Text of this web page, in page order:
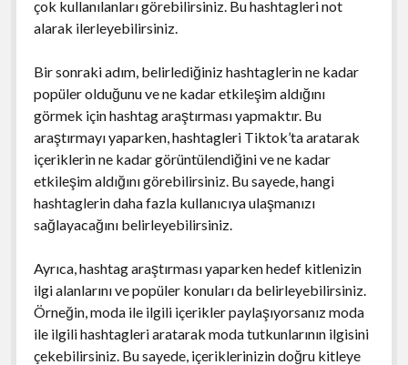
çok kullanılanları görebilirsiniz. Bu hashtagleri not
alarak ilerleyebilirsiniz.
Bir sonraki adım, belirlediğiniz hashtaglerin ne kadar
popüler olduğunu ve ne kadar etkileşim aldığını
görmek için hashtag araştırması yapmaktır. Bu
araştırmayı yaparken, hashtagleri Tiktok’ta aratarak
içeriklerin ne kadar görüntülendiğini ve ne kadar
etkileşim aldığını görebilirsiniz. Bu sayede, hangi
hashtaglerin daha fazla kullanıcıya ulaşmanızı
sağlayacağını belirleyebilirsiniz.
Ayrıca, hashtag araştırması yaparken hedef kitlenizin
ilgi alanlarını ve popüler konuları da belirleyebilirsiniz.
Örneğin, moda ile ilgili içerikler paylaşıyorsanız moda
ile ilgili hashtagleri aratarak moda tutkunlarının ilgisini
çekebilirsiniz. Bu sayede, içeriklerinizin doğru kitleye